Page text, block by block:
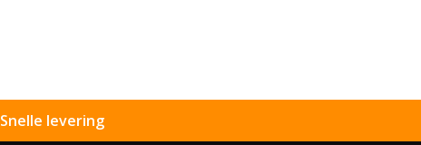
Snelle levering